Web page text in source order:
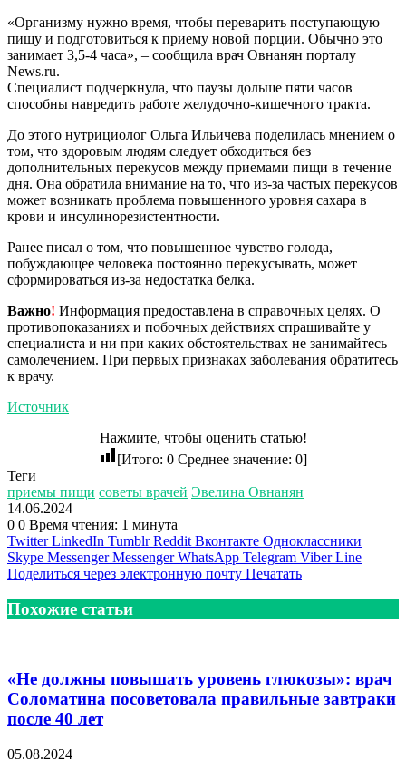
«Организму нужно время, чтобы переварить поступающую
пищу и подготовиться к приему новой порции. Обычно это
занимает 3,5-4 часа», – сообщила врач Овнанян порталу
News.ru.
Специалист подчеркнула, что паузы дольше пяти часов
способны навредить работе желудочно-кишечного тракта.
До этого нутрициолог Ольга Ильичева поделилась мнением о
том, что здоровым людям следует обходиться без
дополнительных перекусов между приемами пищи в течение
дня. Она обратила внимание на то, что из-за частых перекусов
может возникать проблема повышенного уровня сахара в
крови и инсулинорезистентности.
Ранее писал о том, что повышенное чувство голода,
побуждающее человека постоянно перекусывать, может
сформироваться из-за недостатка белка.
Важно! Информация предоставлена в справочных целях. О
противопоказаниях и побочных действиях спрашивайте у
специалиста и ни при каких обстоятельствах не занимайтесь
самолечением. При первых признаках заболевания обратитесь
к врачу.
Источник
Нажмите, чтобы оценить статью!
[Итого: 0 Среднее значение: 0]
Теги
приемы пищи советы врачей Эвелина Овнанян
14.06.2024
0 0 Время чтения: 1 минута
Twitter LinkedIn Tumblr Reddit Вконтакте Одноклассники
Skype Messenger Messenger WhatsApp Telegram Viber Line
Поделиться через электронную почту Печатать
Похожие статьи
«Не должны повышать уровень глюкозы»: врач
Соломатина посоветовала правильные завтраки
после 40 лет
05.08.2024